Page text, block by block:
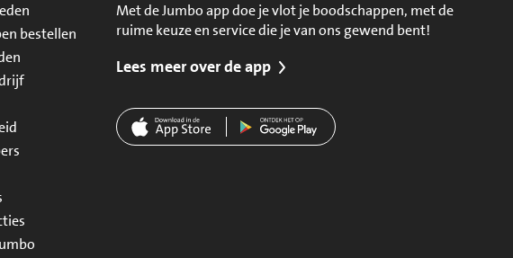
bestellen
Met de Jumbo app doe je vlot je boodschappen, met de
ruime keuze en service die je van ons gewend bent!
Lees meer over de app